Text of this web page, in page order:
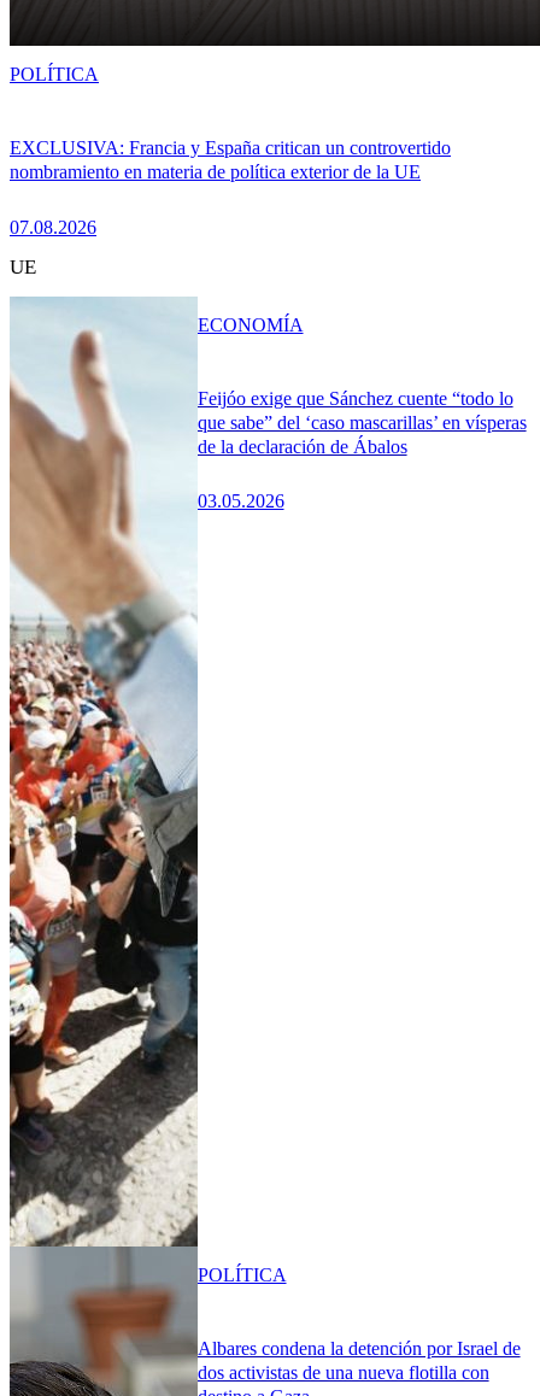
EXCLUSIVA: Francia y España critican un controvertido
nombramiento en materia de política exterior de la UE
07.08.2026
POLÍTICA
UE
Feijóo exige que Sánchez cuente “todo lo
que sabe” del ‘caso mascarillas’ en vísperas
de la declaración de Ábalos
03.05.2026
ECONOMÍA
Albares condena la detención por Israel de
dos activistas de una nueva flotilla con
POLÍTICA